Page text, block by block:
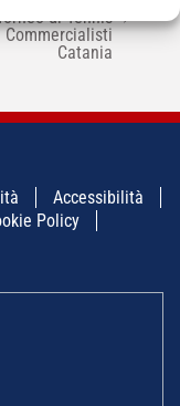
di Tennis
Commercialisti
Catania
→
Accessibilità
Policy